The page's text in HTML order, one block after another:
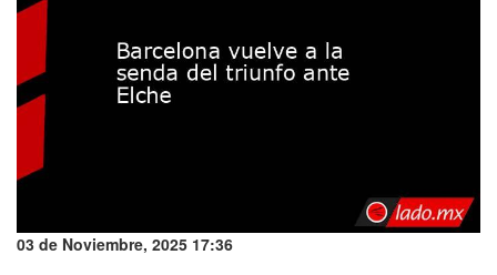
03 de Noviembre, 2025 17:36